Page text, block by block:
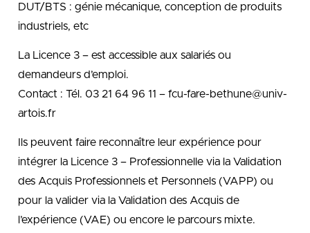
DUT/BTS : génie mécanique, conception de produits
industriels, etc
La Licence 3 – est accessible aux salariés ou
demandeurs d’emploi.
Contact : Tél. 03 21 64 96 11 – fcu-fare-bethune@univ-
artois.fr
Ils peuvent faire reconnaître leur expérience pour
intégrer la Licence 3 – Professionnelle via la Validation
des Acquis Professionnels et Personnels (VAPP) ou
pour la valider via la Validation des Acquis de
l’expérience (VAE) ou encore le parcours mixte.